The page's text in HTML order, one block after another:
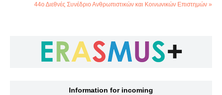
44ο Διεθνές Συνέδριο Ανθρωπιστικών και Κοινωνικών Επιστημών »
Information for incoming